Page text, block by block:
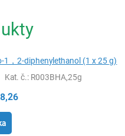
1，2-diphenylethanol (1 x 25 g)
Kat. č.: R003BHA,25g